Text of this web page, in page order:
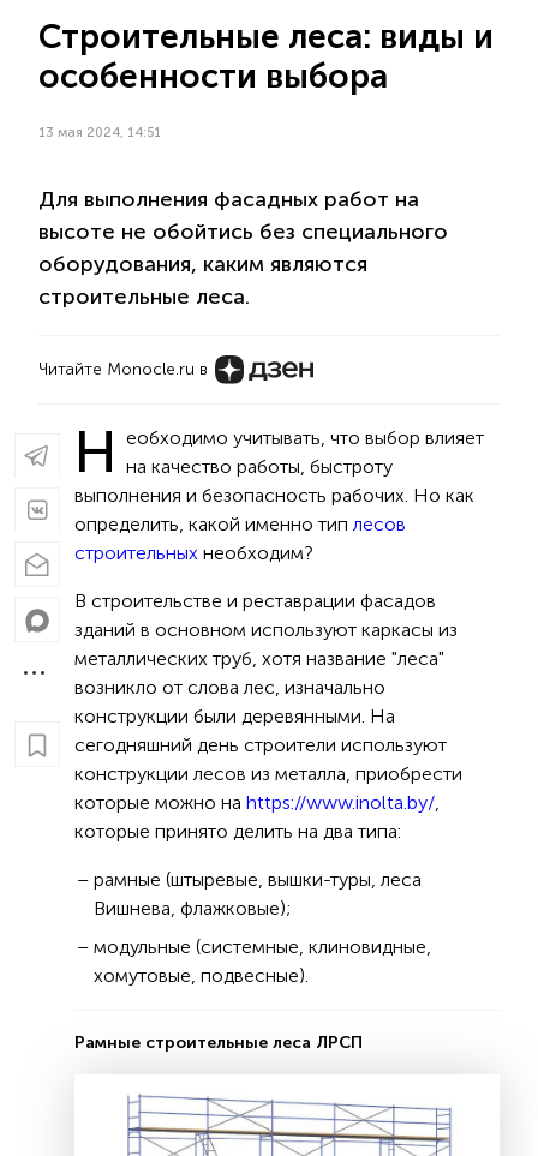
Строительные леса: виды и
особенности выбора
13 мая 2024, 14:51
Для выполнения фасадных работ на
высоте не обойтись без специального
оборудования, каким являются
строительные леса.
Читайте Monocle.ru в
Н
еобходимо учитывать, что выбор влияет
на качество работы, быстроту
выполнения и безопасность рабочих. Но как
определить, какой именно тип лесов
строительных необходим?
В строительстве и реставрации фасадов
зданий в основном используют каркасы из
металлических труб, хотя название "леса"
возникло от слова лес, изначально
конструкции были деревянными. На
сегодняшний день строители используют
конструкции лесов из металла, приобрести
которые можно на https://www.inolta.by/,
которые принято делить на два типа:
рамные (штыревые, вышки-туры, леса
Вишнева, флажковые);
модульные (системные, клиновидные,
хомутовые, подвесные).
Рамные строительные леса ЛРСП